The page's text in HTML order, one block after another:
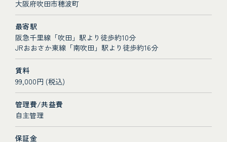
大阪府吹田市穂波町
最寄駅
阪急千里線「吹田」駅より徒歩約10分
JRおおさか東線「南吹田」駅より徒歩約16分
賃料
99,000円 (税込)
管理費/共益費
自主管理
保証金